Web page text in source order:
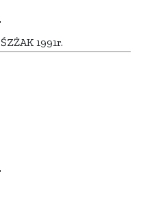
ŚZŻAK 1991r.